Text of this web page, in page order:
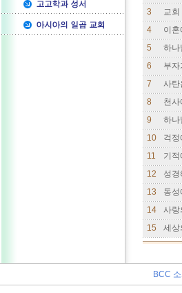
3
교회
4
이혼
5
하나
6
부자
7
사탄
8
천사
9
하나
10 걱정
11
기적
12
성경
13
동성
14 사랑
15
세상
BCC 소